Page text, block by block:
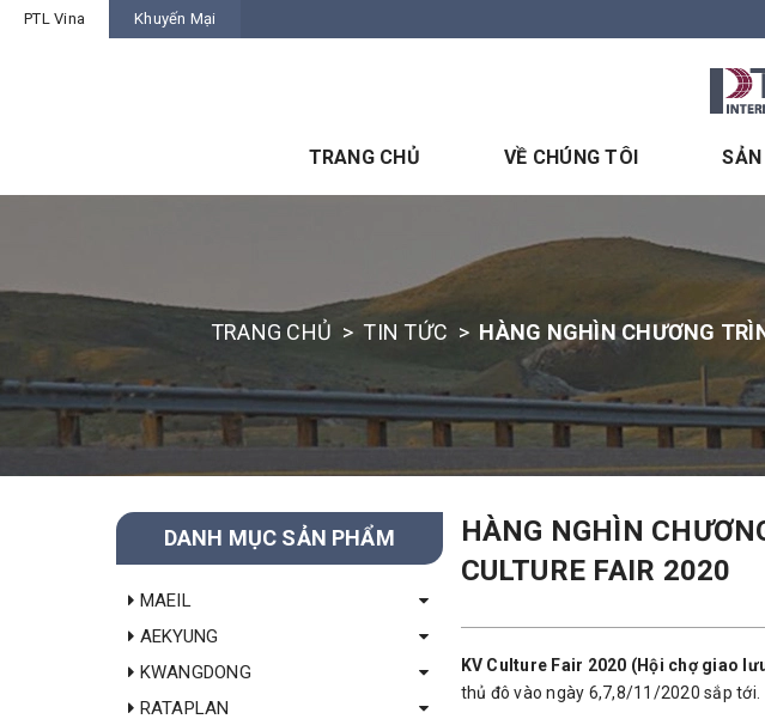
PTL Vina Khuyến Mại
TRANG CHỦ VỀ CHÚNG TÔI
TRANG CHỦ > TIN TỨC > HÀNG NGHÌN CHƯƠNG
HÀNG NGHÌN
CULTURE FAIR 2020
KV Culture Fair 2020 (Hội chợ giao
thủ đô vào ngày 6,7,8/11/2020 sắp tới.
DANH MỤC SẢN PHẨM
MAEIL
AEKYUNG
KWANGDONG
RATAPLAN